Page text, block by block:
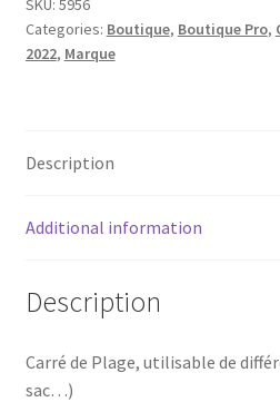
SKU: 5956
Categories: Boutique, Boutique Pro,
2022, Marque
Description
Additional information
Description
Carré de Plage, utilisable de
sac…)